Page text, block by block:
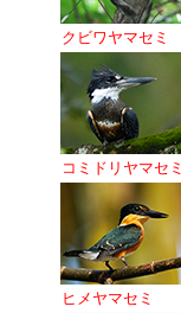
クビワヤマセミ
コミドリヤマセミ
ヒメヤマセミ